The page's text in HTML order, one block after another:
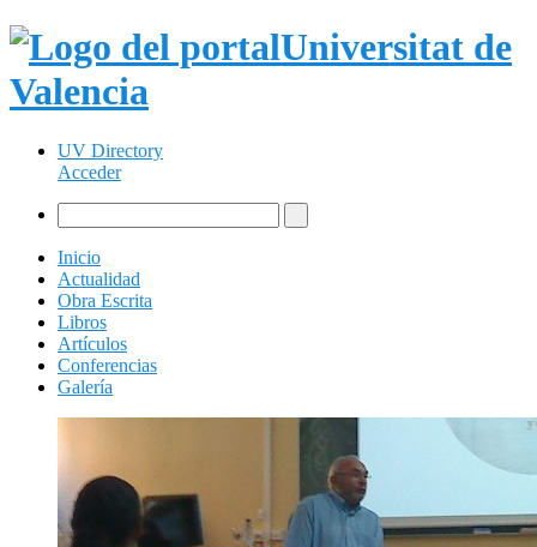
Universitat de
Valencia
UV Directory
Acceder
Inicio
Actualidad
Obra Escrita
Libros
Artículos
Conferencias
Galería